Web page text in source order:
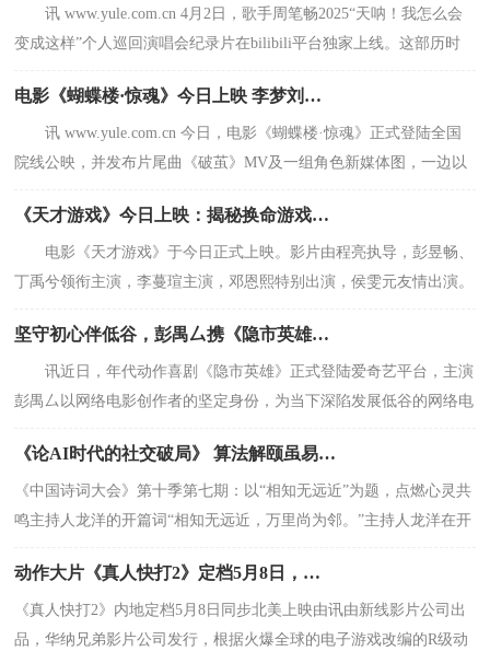
讯 www.yule.com.cn 4月2日，歌手周笔畅2025“天呐！我怎么会
变成这样”个人巡回演唱会纪录片在bilibili平台独家上线。这部历时
电影《蝴蝶楼·惊魂》今日上映 李梦刘思维姜卓君领衔勇闯诡宅试胆
讯 www.yule.com.cn 今日，电影《蝴蝶楼·惊魂》正式登陆全国
院线公映，并发布片尾曲《破茧》MV及一组角色新媒体图，一边以
《天才游戏》今日上映：揭秘换命游戏背后的血腥真相！
电影《天才游戏》于今日正式上映。影片由程亮执导，彭昱畅、
丁禹兮领衔主演，李蔓瑄主演，邓恩熙特别出演，侯雯元友情出演。
坚守初心伴低谷，彭禺厶携《隐市英雄》为网络电影注入暖流
讯近日，年代动作喜剧《隐市英雄》正式登陆爱奇艺平台，主演
彭禺厶以网络电影创作者的坚定身份，为当下深陷发展低谷的网络电
《论AI时代的社交破局》 算法解颐虽易得， 机锋对话岂应平？ 莫道真
《中国诗词大会》第十季第七期：以“相知无远近”为题，点燃心灵共
鸣主持人龙洋的开篇词“相知无远近，万里尚为邻。”主持人龙洋在开
动作大片《真人快打2》定档5月8日，格斗升级，血战到底！
《真人快打2》内地定档5月8日同步北美上映由讯由新线影片公司出
品，华纳兄弟影片公司发行，根据火爆全球的电子游戏改编的R级动